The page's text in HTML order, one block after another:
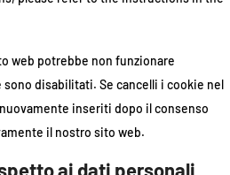
web potrebbe non funzionare
disabilitati. Se cancelli i cookie nel
inseriti dopo il consenso
il nostro sito web.
ai dati personali